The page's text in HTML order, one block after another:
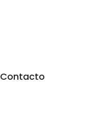
Contacto